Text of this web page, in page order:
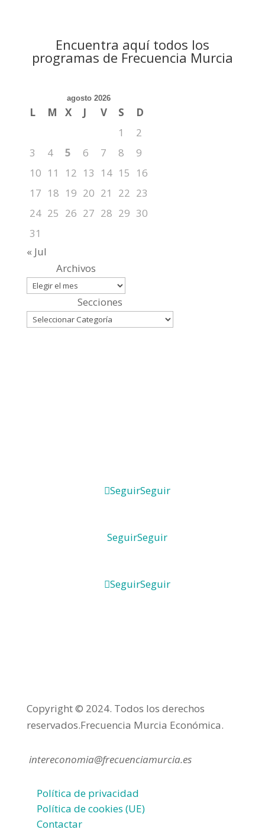
Encuentra aquí todos los
programas de Frecuencia Murcia
agosto 2026
L M X J V S
D
1
2
3
4 5 6 7 8
9
10 11 12 13 14 15
16
17 18 19 20 21 22 23
24 25 26 27 28 29 30
31
« Jul
Archivos
Secciones
SeguirSeguir
SeguirSeguir
SeguirSeguir
Copyright © 2024. Todos los derechos
reservados.Frecuencia Murcia Económica.
intereconomia@frecuenciamurcia.es
Política de privacidad
Política de cookies (UE)
Contactar